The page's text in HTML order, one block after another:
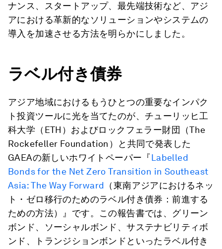
ナンス、スタートアップ、最先端技術など、アジ
アにおける革新的なソリューションやシステムの
導入を加速させる方法を明らかにしました。
ラベル付き債券
アジア地域におけるもうひとつの重要なインパク
ト投資ツールに光を当てたのが、チューリッヒ工
科大学（ETH）およびロックフェラー財団（The
Rockefeller Foundation）と共同で発表した
GAEAの新しいホワイトペーパー『Labelled
Bonds for the Net Zero Transition in Southeast
Asia: The Way Forward （東南アジアにおけるネッ
ト・ゼロ移行のためのラベル付き債券：前進する
ための方法）』です。この報告書では、グリーン
ボンド、ソーシャルボンド、サステナビリティボ
ンド、トランジションボンドといったラベル付き